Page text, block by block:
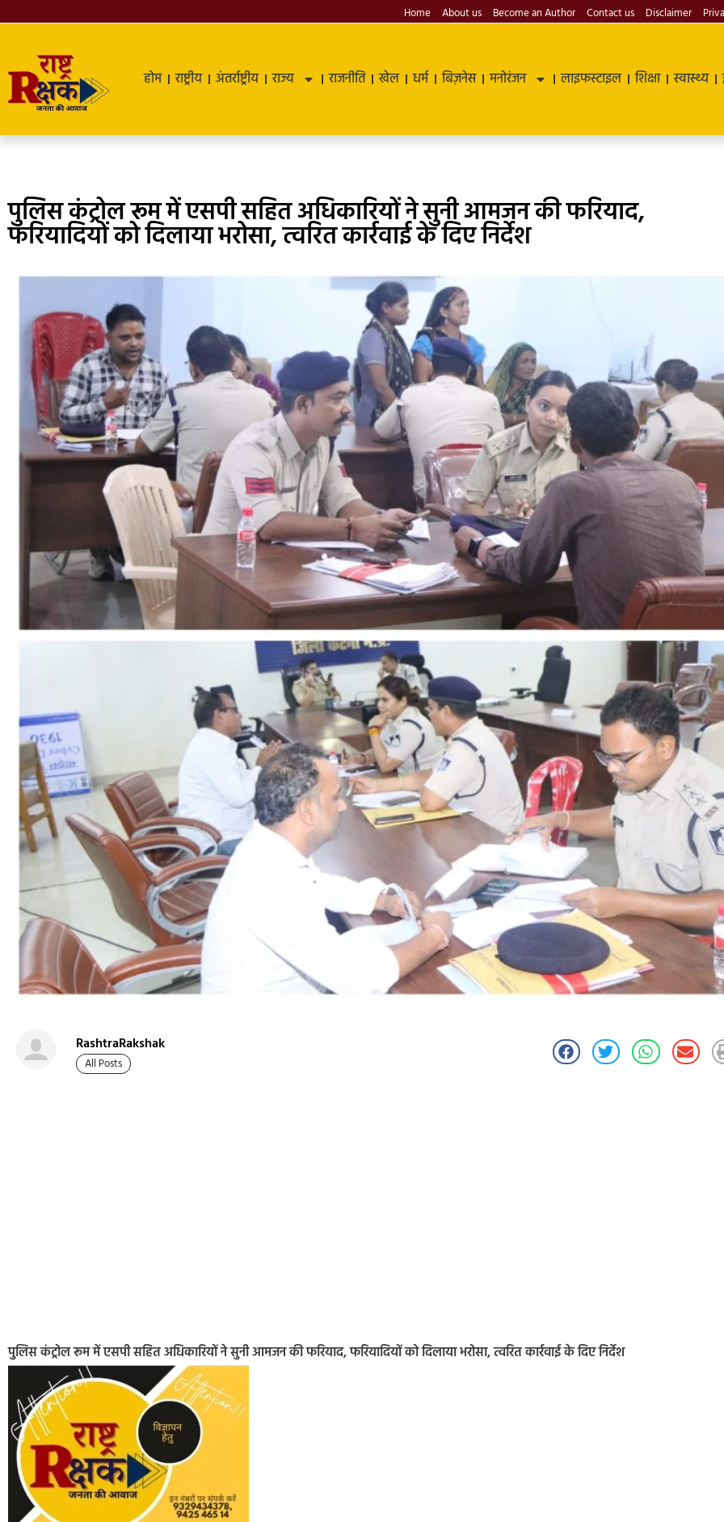
Home About us Become an Author Contact us Disclaimer
होम राष्ट्रीय अंतर्राष्ट्रीय राज्य राजनीति खेल धर्म बिज़नेस मनोरंजन लाइफस्टाइल शिक्षा स्वास्थ्य
पुलिस कंट्रोल रूम में एसपी सहित अधिकारियों ने सुनी आमजन की फरियाद,
फरियादियों को दिलाया भरोसा, त्वरित कार्रवाई के दिए निर्देश
RashtraRakshak
All Posts
पुलिस कंट्रोल रूम में एसपी सहित अधिकारियों ने सुनी आमजन की फरियाद, फरियादियों को दिलाया भरोसा, त्वरित कार्रवाई के दिए निर्देश